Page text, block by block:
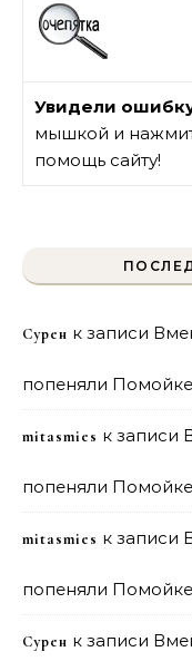
Увидели
мышкой и
помощь сайту!
Сурен к записи
попеняли Помойке
mitasmies к записи
попеняли Помойке
mitasmies к записи
попеняли Помойке
Сурен к записи